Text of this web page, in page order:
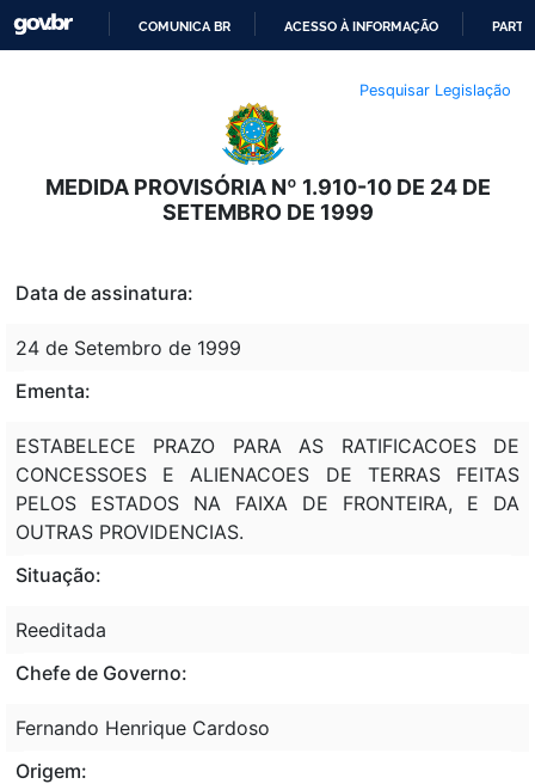
O
CONTEÚDO
COMUNICA BR ACESSO À INFORMAÇÃO
Pesquisar Legislação
MEDIDA PROVISÓRIA Nº 1.910-10 DE 24 DE
SETEMBRO DE 1999
Data de assinatura:
24 de Setembro de 1999
Ementa:
ESTABELECE PRAZO PARA AS RATIFICACOES DE
CONCESSOES E ALIENACOES DE TERRAS FEITAS
PELOS ESTADOS NA FAIXA DE FRONTEIRA, E DA
OUTRAS PROVIDENCIAS.
Situação:
Reeditada
Chefe de Governo:
Fernando Henrique Cardoso
Origem: